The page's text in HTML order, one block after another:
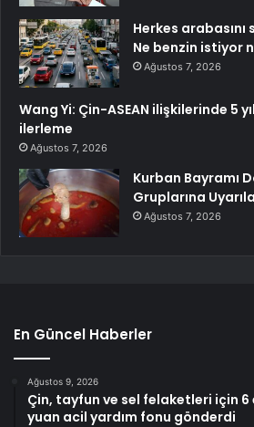
Herkes
Ne benzin istiyor
Ağustos 7, 2026
Wang Yi: Çin-ASEAN ilişkilerinde 5
ilerleme
Ağustos 7, 2026
Kurban Bayramı
Gruplarına
Ağustos 7, 2026
En Güncel Haberler
Ağustos 9, 2026
Çin, tayfun ve sel felaketleri için 6
yuan acil yardım fonu gönderdi